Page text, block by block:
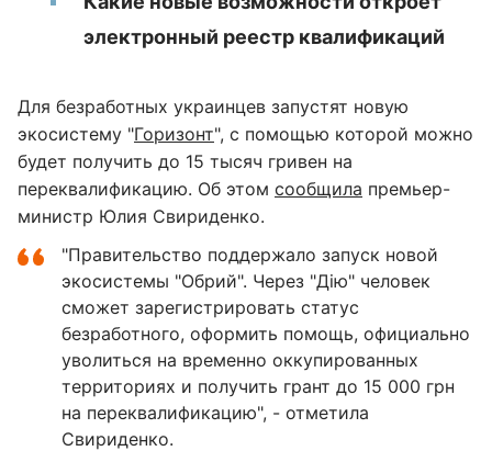
электронный реестр квалификаций
Для безработных украинцев запустят новую
экосистему "Горизонт", с помощью которой можно
будет получить до 15 тысяч гривен на
переквалификацию. Об этом сообщила премьер-
министр Юлия Свириденко.
"Правительство поддержало запуск новой
экосистемы "Обрий". Через "Дію" человек
сможет зарегистрировать статус
безработного, оформить помощь, официально
уволиться на временно оккупированных
территориях и получить грант до 15 000 грн
на переквалификацию", - отметила
Свириденко.